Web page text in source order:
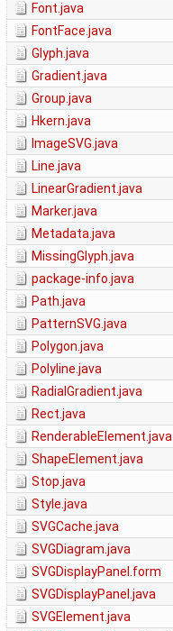
Font.java
FontFace.java
Glyph.java
Gradient.java
Group.java
Hkern.java
ImageSVG.java
Line.java
LinearGradient.java
Marker.java
Metadata.java
MissingGlyph.java
package-info.java
Path.java
PatternSVG.java
Polygon.java
Polyline.java
RadialGradient.java
Rect.java
RenderableElement.java
ShapeElement.java
Stop.java
Style.java
SVGCache.java
SVGDiagram.java
SVGDisplayPanel.form
SVGDisplayPanel.java
SVGElement.java